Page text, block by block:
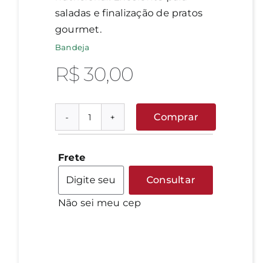
saladas e finalização de pratos
gourmet.
Bandeja
R$30,00
Comprar
Frete
Consultar
Não sei meu cep